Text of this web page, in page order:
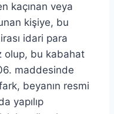
kaçınan veya
kişiye, bu
idari para
olup, bu kabahat
maddesinde
beyanın resmi
yapılıp